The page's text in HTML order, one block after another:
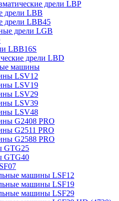
дрели LBP
дрели LBB
дрели LBB45
дрели LGB
LBB16S
дрели LBD
машины
LSV12
LSV19
LSV29
LSV39
LSV48
G2408 PRO
G2511 PRO
G2588 PRO
GTG25
GTG40
машины LSF12
машины LSF19
машины LSF29